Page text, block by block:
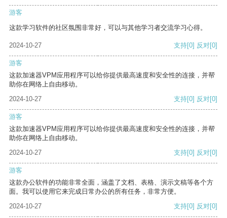
游客
这款学习软件的社区氛围非常好，可以与其他学习者交流学习心得。
2024-10-27 支持[0] 反对[0]
游客
这款加速器VPM应用程序可以给你提供最高速度和安全性的连接，并帮
助你在网络上自由移动。
2024-10-27
支持[0] 反对[0]
游客
这款加速器VPM应用程序可以给你提供最高速度和安全性的连接，并帮
助你在网络上自由移动。
2024-10-27
支持[0] 反对[0]
游客
这款办公软件的功能非常全面，涵盖了文档、表格、演示文稿等各个方
面。我可以使用它来完成日常办公的所有任务，非常方便。
2024-10-27
支持[0] 反对[0]